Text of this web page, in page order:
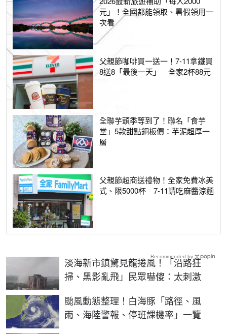
元」！全國都能領取、暑假領用一
次看
父親節咖啡買一送一！7-11拿鐵買
8送8「最後一天」 全家2杯88元
全聯芋頭季等到了！聯名「食芋
堂」5款甜點銅板價：芋泥超厚一
層
父親節超商送禮物！全家免費冰美
式、限5000杯 7-11請吃麻醬涼麵
淡海新市鎮驚見龍捲風！「沿路狂
掃、黑影亂飛」民眾嚇傻：太刺激
颱風動態整理！白海豚「路徑、風
雨、海陸警報、停班課機率」一覽
Recommended by